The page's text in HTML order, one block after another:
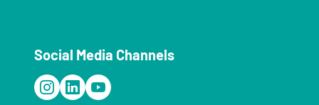
Social Media Channels